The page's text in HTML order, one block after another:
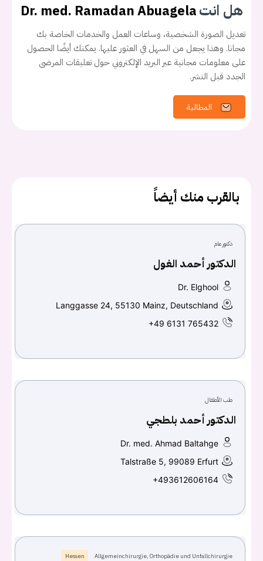
يجب عليك تسجيل الدخول حتى يمكنك طرح سؤال.
Continue withGoogle
هل انتDr. med. Ramadan Abuagela
تعديل الصورة الشخصية، وساعات العمل والخدمات الخاصة بك
مجانا. وهذا يجعل من السهل في العثور عليها. يمكنك أيضًا الحصول
على معلومات مجانية عبر البريد الإلكتروني حول تعليقات المرضى
الجدد قبل النشر.
المطالبة
بالقرب منك أيضاً
دكتور عام
الدكتور أحمد الغول
Dr. Elghool
Langgasse 24, 55130 Mainz, Deutschland
+49 6131 765432
طب الأطفال
الدكتور أحمد بلطجي
Dr. med. Ahmad Baltahge
Talstraße 5, 99089 Erfurt
+493612606164
Allgemeinchirurgie, Orthopädie und Unfallchirurgie
Hessen